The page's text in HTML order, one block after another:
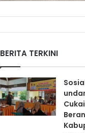
BERITA TERKINI